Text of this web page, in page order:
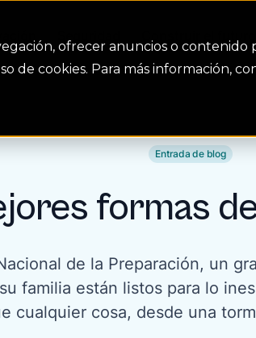
ofrecer anuncios o
de cookies. Para más información,
Entrada de blog
formas
de la Preparación, un
familia están listos para lo
cualquier cosa, desde una